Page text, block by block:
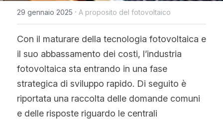
Tecnologia Bifacciale
Tecnologia IBC
Tecnologia TOPCon di Tipo N
Tecnologia di shingled
Offerta a Tempo
La politica del fotovoltaico
Tendenza prezzi fotovoltaico
Maysun Solar Notizie
Inglese
Spagnolo
Portoghese
Francese
WhatsApp
29 gennaio 2025 · A proposito del fotovoltaico
Con il maturare della tecnologia fotovoltaica e
il suo abbassamento dei costi, l’industria
fotovoltaica sta entrando in una fase
strategica di sviluppo rapido. Di seguito è
riportata una raccolta delle domande comuni
e delle risposte riguardo le centrali